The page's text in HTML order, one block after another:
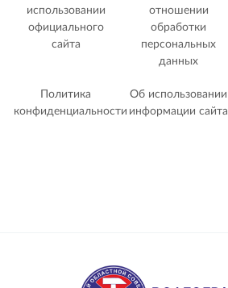
использовании
официального
сайта
отношении
обработки
персональных
данных
Политика
конфиденциальности
Об использовании
информации сайта